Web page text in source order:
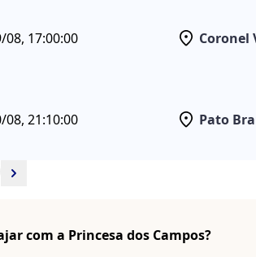
Coronel
17:00:00
Pato
21:10:00
com a Princesa dos Campos?